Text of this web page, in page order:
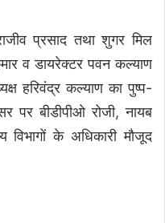
प्रसाद तथा शुगर मिल
व डायरेक्टर पवन कल्याण
हरिवंद्र कल्याण का पुष्प-
पर बीडीपीओ रोजी, नायब
विभागों के अधिकारी मौजूद